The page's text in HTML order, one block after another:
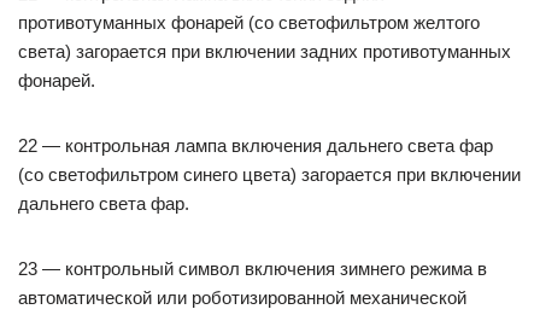
противотуманных фонарей (со светофильтром желтого
света) загорается при включении задних противотуманных
фонарей.
22 — контрольная лампа включения дальнего света фар
(со светофильтром синего цвета) загорается при включении
дальнего света фар.
23 — контрольный символ включения зимнего режима в
автоматической или роботизированной механической